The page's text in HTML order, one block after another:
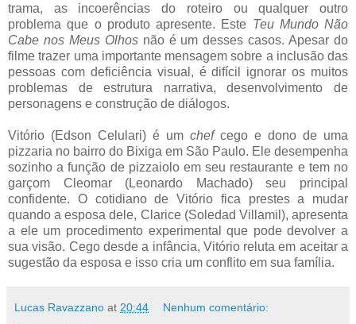
trama, as incoerências do roteiro ou qualquer outro
problema que o produto apresente. Este Teu Mundo Não
Cabe nos Meus Olhosnão é um desses casos. Apesar do
filme trazer uma importante mensagem sobre a inclusão das
pessoas com deficiência visual, é difícil ignorar os muitos
problemas de estrutura narrativa, desenvolvimento de
personagens e construção de diálogos.
Vitório (Edson Celulari) é um chefcego e dono de uma
pizzaria no bairro do Bixiga em São Paulo. Ele desempenha
sozinho a função de pizzaiolo em seu restaurante e tem no
garçom Cleomar (Leonardo Machado) seu principal
confidente. O cotidiano de Vitório fica prestes a mudar
quando a esposa dele, Clarice (Soledad Villamil), apresenta
a ele um procedimento experimental que pode devolver a
sua visão. Cego desde a infância, Vitório reluta em aceitar a
sugestão da esposa e isso cria um conflito em sua família.
Lucas Ravazzano at 20:44 Nenhum comentário: